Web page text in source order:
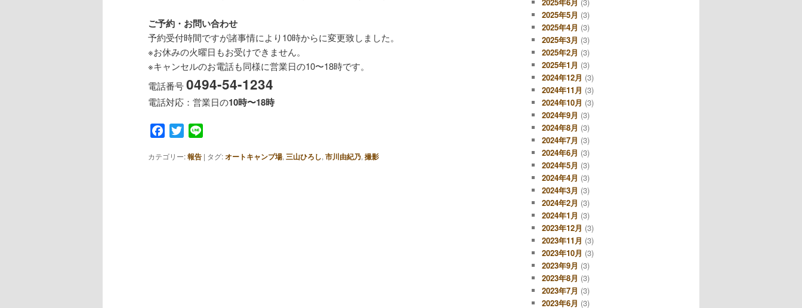
ご予約・お問い合わせ
予約受付時間ですが諸事情により10時からに変更致しました。
※お休みの火曜日もお受けできません。
※キャンセルのお電話も同様に営業日の10〜18時です。
電話番号0494-54-1234
電話対応：営業日の10時〜18時
Facebook
Twitter
カテゴリー:報告 | タグ:オートキャンプ場, 三山ひろし, 市川由紀乃, 撮影
2025年5月 (3)
2025年4月 (3)
2025年3月 (3)
2025年2月 (3)
2025年1月 (3)
2024年12月 (3)
2024年11月 (3)
2024年10月 (3)
2024年9月 (3)
2024年8月 (3)
2024年7月 (3)
2024年6月 (3)
2024年5月 (3)
2024年4月 (3)
2024年3月 (3)
2024年2月 (3)
2024年1月 (3)
2023年12月 (3)
2023年11月 (3)
2023年10月 (3)
2023年9月 (3)
2023年8月 (3)
2023年7月 (3)
2023年6月 (3)